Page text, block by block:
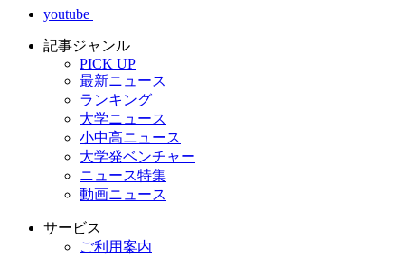
youtube
記事ジャンル
PICK UP
最新ニュース
ランキング
大学ニュース
小中高ニュース
大学発ベンチャー
ニュース特集
動画ニュース
サービス
ご利用案内